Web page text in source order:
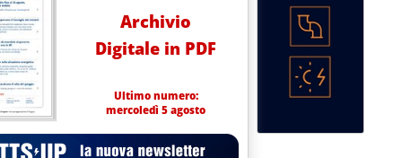
Archivio
Digitale in PDF
Ultimo numero:
mercoledì 5 agosto